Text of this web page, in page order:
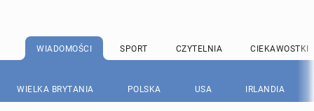
WIADOMOŚCI SPORT CZYTELNIA CIEKAWOSTKI
WIELKA BRYTANIA POLSKA USA IRLANDIA